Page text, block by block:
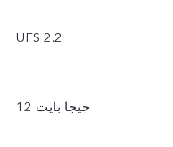
UFS 2.2
12 جيجا بايت